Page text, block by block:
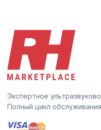
Экспертное
Полный цикл